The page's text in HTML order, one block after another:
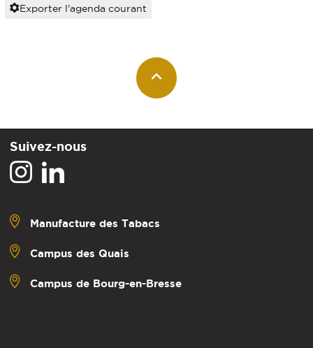
Exporter l'agenda courant
Suivez-nous
Manufacture des Tabacs
Campus des Quais
Campus de Bourg-en-Bresse